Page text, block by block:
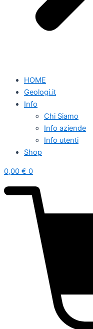
HOME
Geologi.it
Info
Chi Siamo
Info aziende
Info utenti
Shop
0,00 € 0